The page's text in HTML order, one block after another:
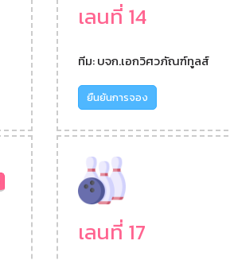
เลนที่ 14
ทีม: บจก.เอกวิศวภัณฑ์ทูลส์
ยืนยันการจอง
เลนที่ 17